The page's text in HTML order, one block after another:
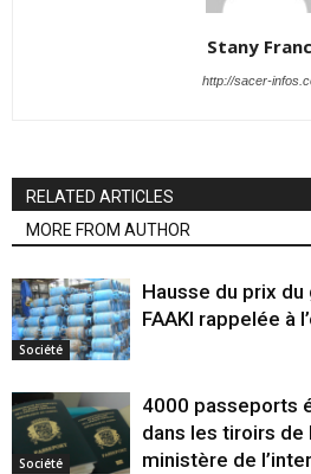
Stany
http://sacer-
RELATED ARTICLES
MORE FROM AUTHOR
Société
Hausse du prix
FAAKI rappelée à
Société
4000 passeports
dans les tiroirs
ministère de